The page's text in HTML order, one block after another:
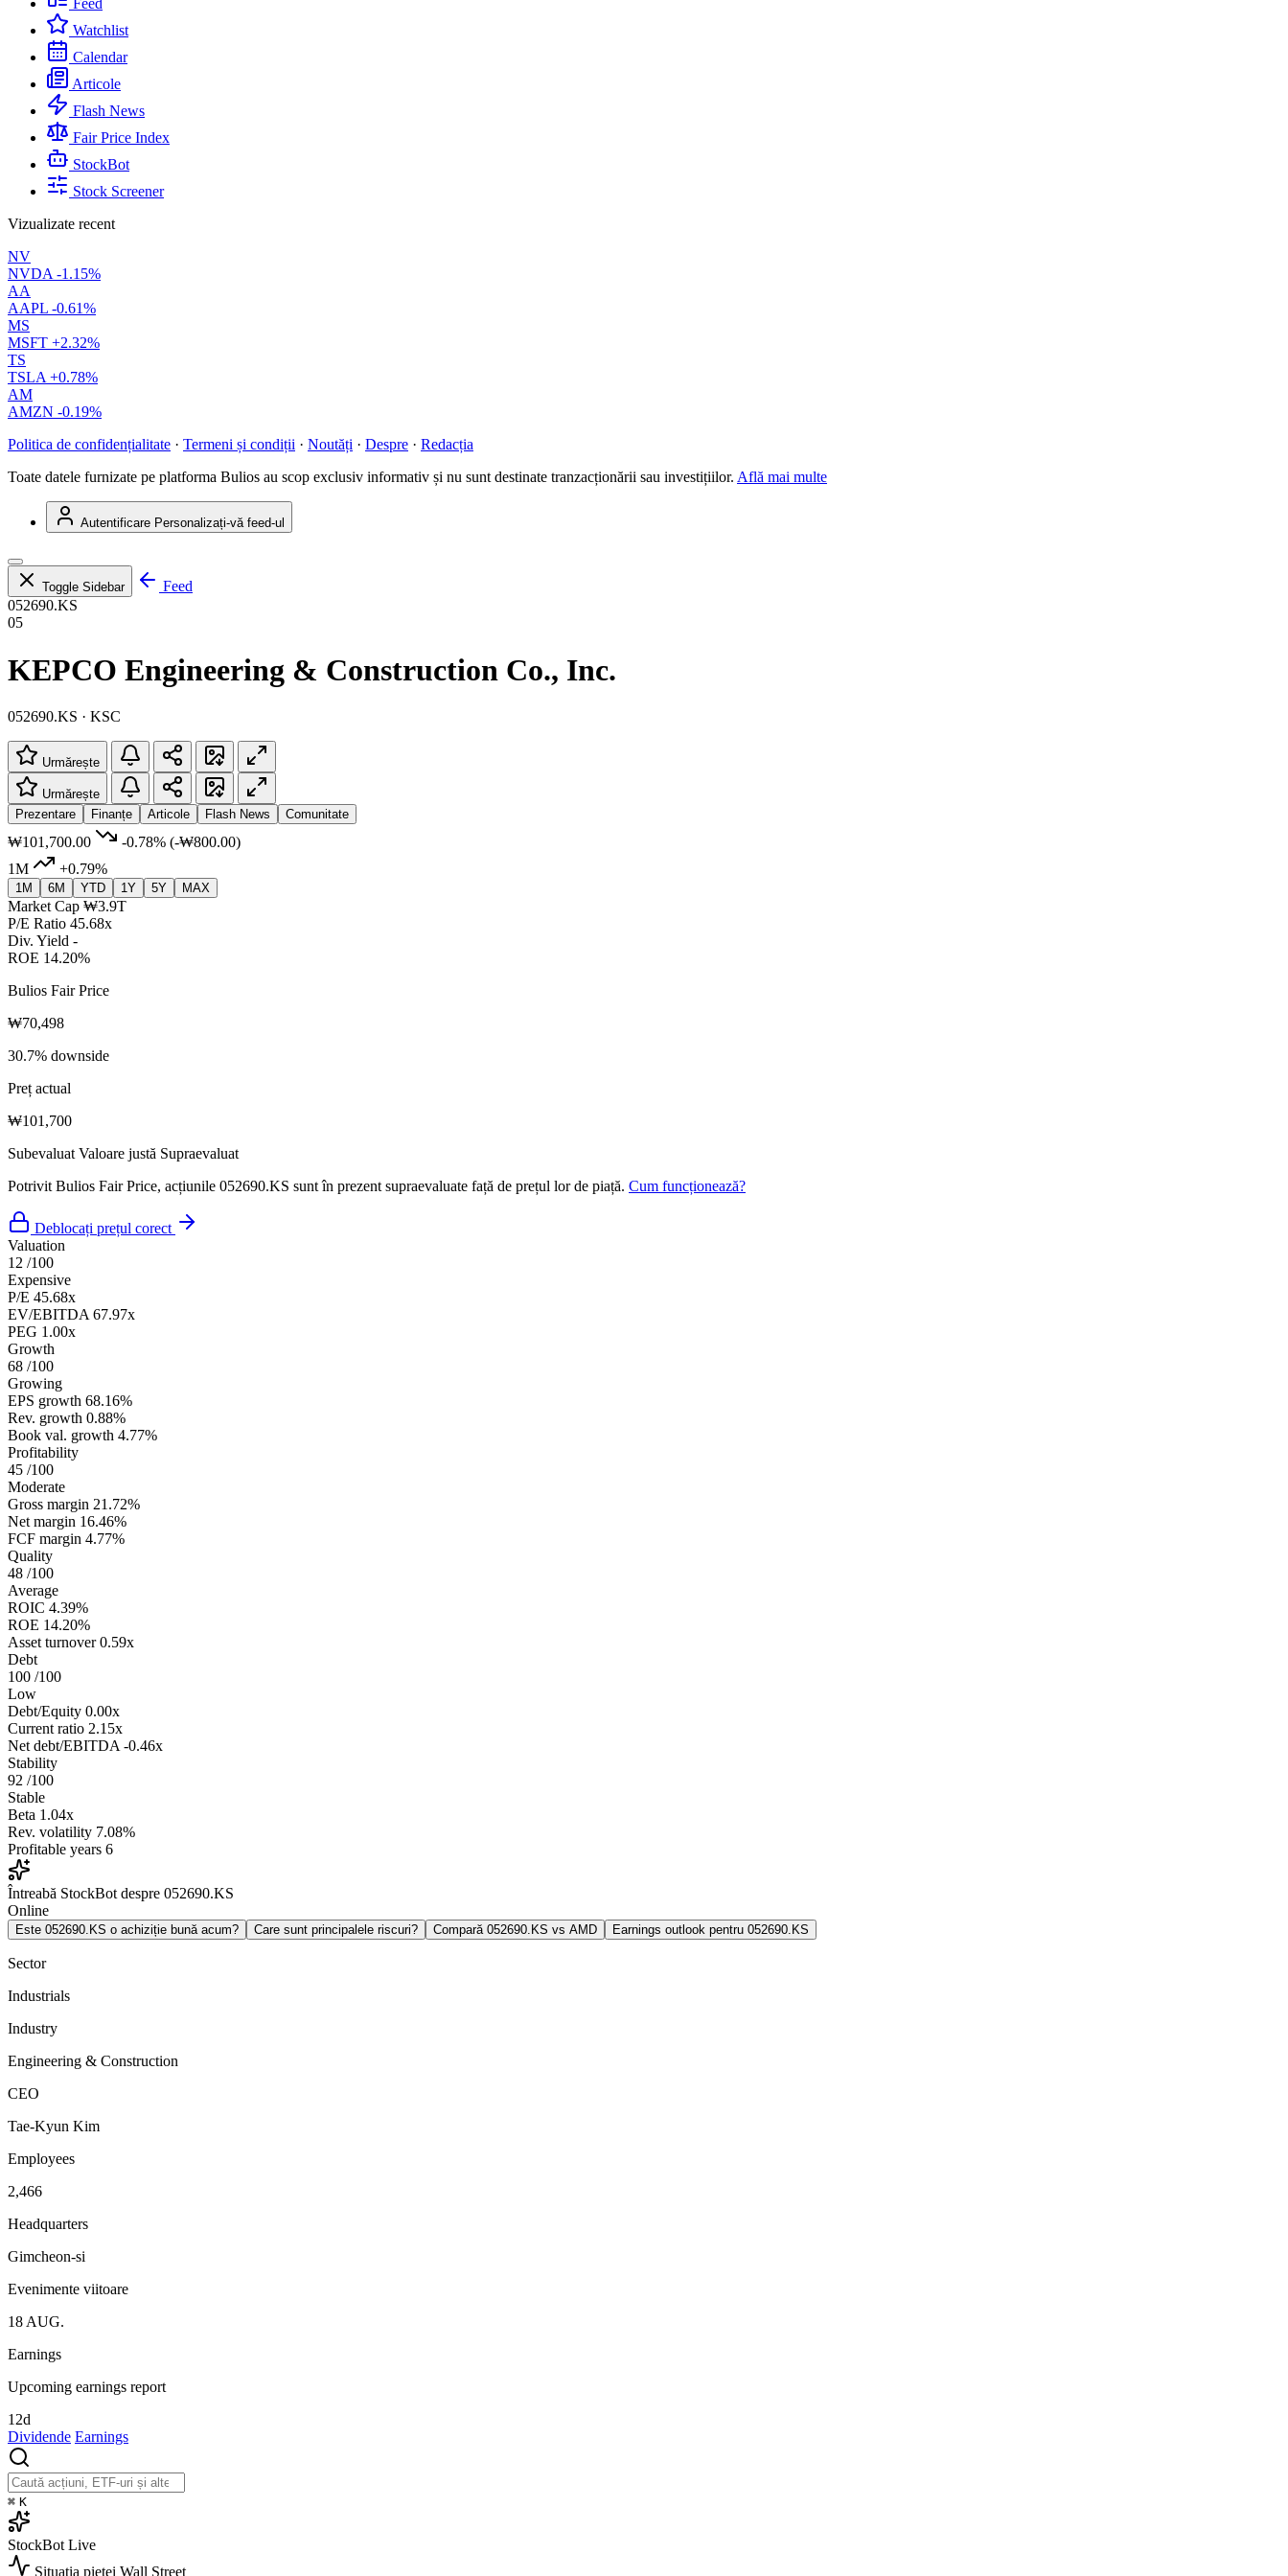
Feed
Watchlist
Calendar
Articole
Flash News
Fair Price Index
StockBot
Stock Screener
Vizualizate recent
NV
NVDA -1.15%
AA
AAPL -0.61%
MS
MSFT +2.32%
TS
TSLA +0.78%
AM
AMZN -0.19%
Politica de confidențialitate · Termeni și condiții · Noutăți · Despre · Redacția
Toate datele furnizate pe platforma Bulios au scop exclusiv informativ și nu sunt destinate tranzacționării sau investițiilor. Află mai multe
Autentificare Personalizați-vă feed-ul
Toggle Sidebar
Feed
052690.KS
05
KEPCO Engineering & Construction Co., Inc.
052690.KS · KSC
Urmărește
Urmărește
Prezentare
Finanțe Articole Flash News Comunitate
₩101,700.00 -0.78% (-₩800.00)
1M
+0.79%
1M 6M YTD 1Y 5Y MAX
Market Cap ₩3.9T
P/E Ratio 45.68x
Div. Yield -
ROE 14.20%
Bulios Fair Price
₩70,498
30.7% downside
Preț actual
₩101,700
Subevaluat Valoare justă Supraevaluat
Potrivit Bulios Fair Price, acțiunile 052690.KS sunt în prezent supraevaluate față de prețul lor de piață. Cum funcționează?
Deblocați prețul corect
Valuation
12 /100
Expensive
P/E 45.68x
EV/EBITDA 67.97x
PEG 1.00x
Growth
68 /100
Growing
EPS growth 68.16%
Rev. growth 0.88%
Book val. growth 4.77%
Profitability
45 /100
Moderate
Gross margin 21.72%
Net margin 16.46%
FCF margin 4.77%
Quality
48 /100
Average
ROIC 4.39%
ROE 14.20%
Asset turnover 0.59x
Debt
100 /100
Low
Debt/Equity 0.00x
Current ratio 2.15x
Net debt/EBITDA -0.46x
Stability
92 /100
Stable
Beta 1.04x
Rev. volatility 7.08%
Profitable years 6
Întreabă StockBot despre 052690.KS
Online
Este 052690.KS o achiziție bună acum? Care sunt principalele riscuri? Compară 052690.KS vs AMD Earnings outlook pentru 052690.KS
Sector
Industrials
Industry
Engineering & Construction
CEO
Tae-Kyun Kim
Employees
2,466
Headquarters
Gimcheon-si
Evenimente viitoare
18 AUG.
Earnings
Upcoming earnings report
12d
Dividende Earnings
⌘ K
StockBot Live
Situația pieței Wall Street